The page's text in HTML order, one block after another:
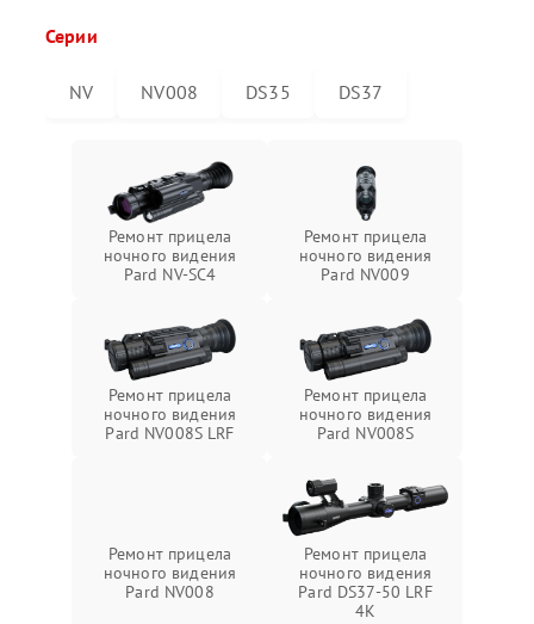
Серии
NV NV008 DS35 DS37
Ремонт прицела
ночного видения
Pard NV-SC4
Ремонт прицела
ночного видения
Pard NV009
Ремонт прицела
ночного видения
Pard NV008S LRF
Ремонт прицела
ночного видения
Pard NV008S
Ремонт прицела
ночного видения
Pard NV008
Ремонт прицела
ночного видения
Pard DS37-50 LRF
4K